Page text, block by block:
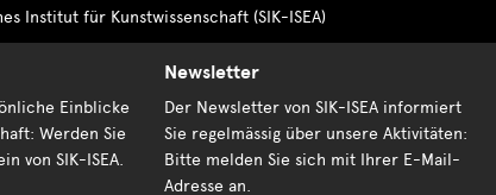
Institut für Kunstwissenschaft (SIK-ISEA)
Einblicke
Werden Sie
von SIK-ISEA.
Newsletter
Der Newsletter von SIK-ISEA informiert
Sie regelmässig über unsere Aktivitäten:
Bitte melden Sie sich mit Ihrer E-Mail-
Adresse an.